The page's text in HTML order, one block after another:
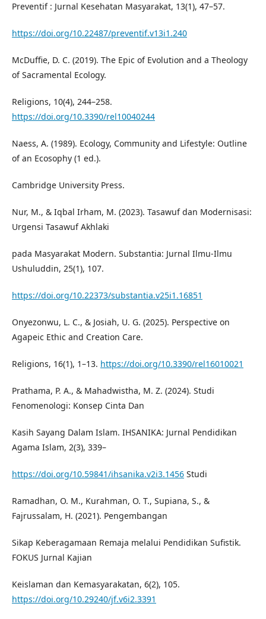
Preventif : Jurnal Kesehatan Masyarakat, 13(1), 47–57.
https://doi.org/10.22487/preventif.v13i1.240
McDuffie, D. C. (2019). The Epic of Evolution and a Theology
of Sacramental Ecology.
Religions, 10(4), 244–258.
https://doi.org/10.3390/rel10040244
Naess, A. (1989). Ecology, Community and Lifestyle: Outline
of an Ecosophy (1 ed.).
Cambridge University Press.
Nur, M., & Iqbal Irham, M. (2023). Tasawuf dan Modernisasi:
Urgensi Tasawuf Akhlaki
pada Masyarakat Modern. Substantia: Jurnal Ilmu-Ilmu
Ushuluddin, 25(1), 107.
https://doi.org/10.22373/substantia.v25i1.16851
Onyezonwu, L. C., & Josiah, U. G. (2025). Perspective on
Agapeic Ethic and Creation Care.
Religions, 16(1), 1–13. https://doi.org/10.3390/rel16010021
Prathama, P. A., & Mahadwistha, M. Z. (2024). Studi
Fenomenologi: Konsep Cinta Dan
Kasih Sayang Dalam Islam. IHSANIKA: Jurnal Pendidikan
Agama Islam, 2(3), 339–
https://doi.org/10.59841/ihsanika.v2i3.1456 Studi
Ramadhan, O. M., Kurahman, O. T., Supiana, S., &
Fajrussalam, H. (2021). Pengembangan
Sikap Keberagamaan Remaja melalui Pendidikan Sufistik.
FOKUS Jurnal Kajian
Keislaman dan Kemasyarakatan, 6(2), 105.
https://doi.org/10.29240/jf.v6i2.3391